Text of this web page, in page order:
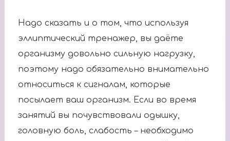
Надо сказать и о том, что используя
эллиптический тренажер, вы даёте
организму довольно сильную нагрузку,
поэтому надо обязательно внимательно
относиться к сигналам, которые
посылает ваш организм. Если во время
занятий вы почувствовали одышку,
головную боль, слабость – необходимо